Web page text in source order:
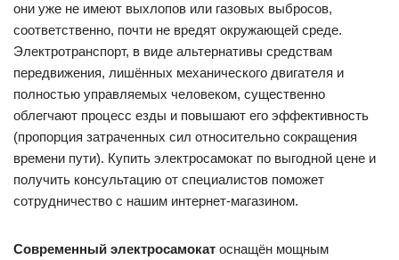
они уже не имеют выхлопов или газовых выбросов,
соответственно, почти не вредят окружающей среде.
Электротранспорт, в виде альтернативы средствам
передвижения, лишённых механического двигателя и
полностью управляемых человеком, существенно
облегчают процесс езды и повышают его эффективность
(пропорция затраченных сил относительно сокращения
времени пути). Купить электросамокат по выгодной цене и
получить консультацию от специалистов поможет
сотрудничество с нашим интернет-магазином.
Современный электросамокат оснащён мощным